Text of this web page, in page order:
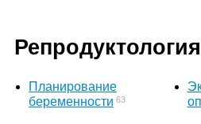
Репродуктология
Планирование
беременности 63